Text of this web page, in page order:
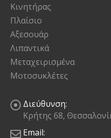
Κινητήρας
Πλαίσιο
Αξεσουάρ
Λιπαντικά
Μεταχειρισμένα
Μοτοσυκλέτες
Διεύθυνση:
Κρήτης 68,
Email: